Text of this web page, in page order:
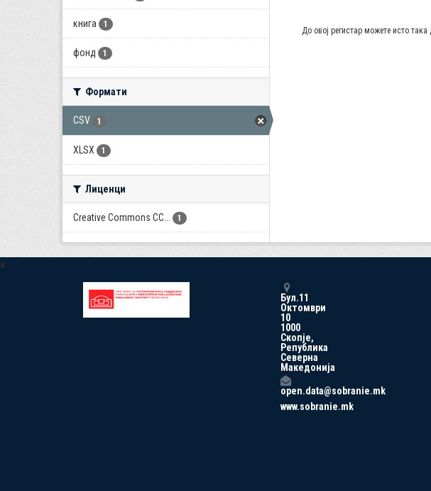
книга 1
фонд 1
Формати
CSV 1
XLSX 1
Лиценци
Creative Commons CC... 1
До овој регистар можете исто
a
Бул.11
Октомври
10
1000
Скопје,
Република
Северна
Македонија
open.data@sobranie.mk
www.sobranie.mk